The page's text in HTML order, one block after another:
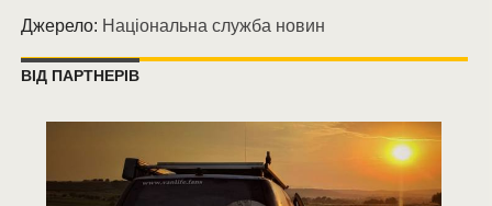
Джерело: Національна служба новин
ВІД ПАРТНЕРІВ